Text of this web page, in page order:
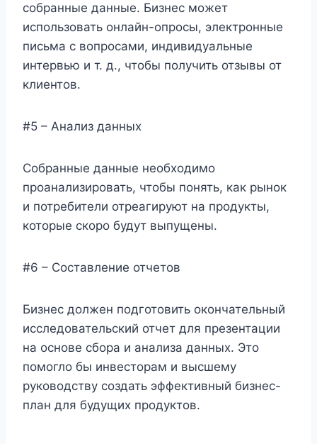
собранные данные. Бизнес может
использовать онлайн-опросы, электронные
письма с вопросами, индивидуальные
интервью и т. д., чтобы получить отзывы от
клиентов.
#5 – Анализ данных
Собранные данные необходимо
проанализировать, чтобы понять, как рынок
и потребители отреагируют на продукты,
которые скоро будут выпущены.
#6 – Составление отчетов
Бизнес должен подготовить окончательный
исследовательский отчет для презентации
на основе сбора и анализа данных. Это
помогло бы инвесторам и высшему
руководству создать эффективный бизнес-
план для будущих продуктов.